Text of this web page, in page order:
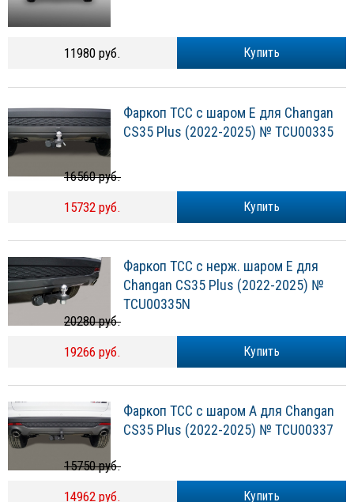
Купить
11980 руб.
Фаркоп ТСС с шаром E для Changan
CS35 Plus (2022-2025) № TCU00335
Купить
16560 руб.
15732 руб.
Фаркоп ТСС с нерж. шаром E для
Changan CS35 Plus (2022-2025) №
TCU00335N
Купить
20280 руб.
19266 руб.
Фаркоп ТСС с шаром А для Changan
CS35 Plus (2022-2025) № TCU00337
Купить
15750 руб.
14962 руб.